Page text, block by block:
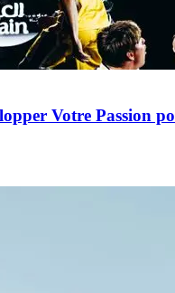
Votre Passion